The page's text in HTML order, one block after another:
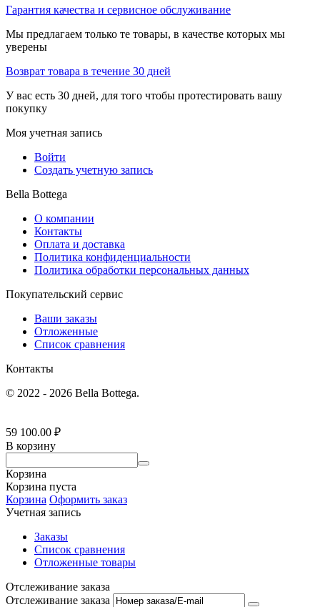
Гарантия качества и сервисное обслуживание
Мы предлагаем только те товары, в качестве которых мы
уверены
Возврат товара в течение 30 дней
У вас есть 30 дней, для того чтобы протестировать вашу
покупку
Моя учетная запись
Войти
Создать учетную запись
Bella Bottega
О компании
Контакты
Оплата и доставка
Политика конфиденциальности
Политика обработки персональных данных
Покупательский сервис
Ваши заказы
Отложенные
Список сравнения
Контакты
© 2022 - 2026 Bella Bottega.
59 100.00 ₽
В корзину
Корзина
Корзина пуста
Корзина Оформить заказ
Учетная запись
Заказы
Список сравнения
Отложенные товары
Отслеживание заказа
Отслеживание заказа